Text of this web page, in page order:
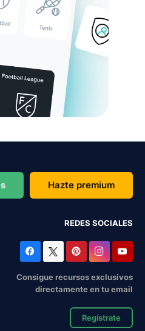
Hazte premium
REDES SOCIALES
Consigue recursos exclusivos
directamente en tu email
Regístrate